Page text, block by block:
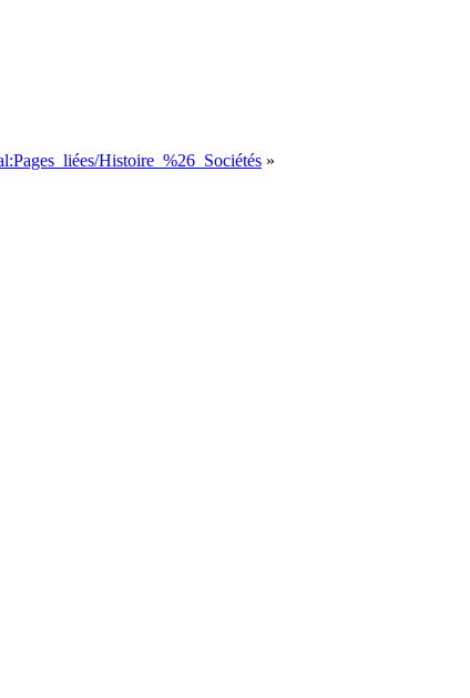
Histoire_%26_Sociétés »